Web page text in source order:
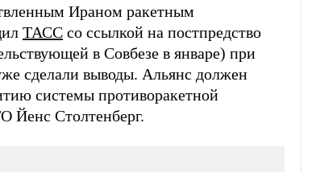
Ираном ракетным
ТАСС со ссылкой на постпредство
в Совбезе в январе) при
сделали выводы. Альянс должен
системы противоракетной
Йенс Столтенберг.